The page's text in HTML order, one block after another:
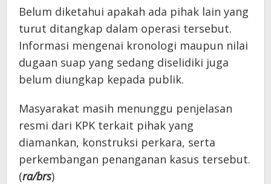
Belum diketahui apakah ada pihak lain yang
turut ditangkap dalam operasi tersebut.
Informasi mengenai kronologi maupun nilai
dugaan suap yang sedang diselidiki juga
belum diungkap kepada publik.
Masyarakat masih menunggu penjelasan
resmi dari KPK terkait pihak yang
diamankan, konstruksi perkara, serta
perkembangan penanganan kasus tersebut.
(ra/brs)